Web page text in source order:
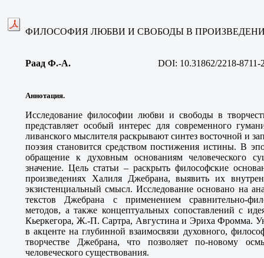
ФИЛОСОФИЯ ЛЮБВИ И СВОБОДЫ В
Раад Ф.-А. DOI: 10.31862/2218-8711-
Аннотация.
Исследование философии любви и свободы в
представляет особый интерес для современного
ливанского мыслителя раскрывают синтез восточной и
поэзия становится средством постижения истины. В
обращение к духовным основаниям человеческого
значение. Цель статьи – раскрыть философские
произведениях Халиля Джебрана, выявить их
экзистенциальный смысл. Исследование основано на
текстов Джебрана с применением сравнительно-
методов, а также концептуальных сопоставлений с
Кьеркегора, Ж.-П. Сартра, Августина и Эриха Фромма.
в акценте на глубинной взаимосвязи духовного,
творчестве Джебрана, что позволяет по-новому
человеческого существования.